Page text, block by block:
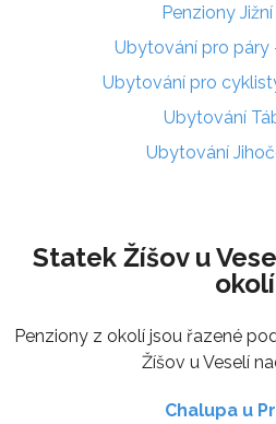
Penziony
Ubytování pro páry
Ubytování pro
Ubytování
Ubytování
Statek Žíšov u
okolí
Penziony z okolí jsou řazené
Žíšov u Veselí
Chalupa u